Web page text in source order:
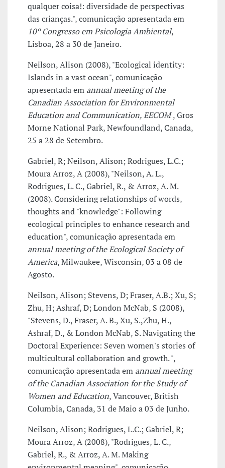
qualquer coisa!: diversidade de perspectivas
das crianças.", comunicação apresentada em
10º Congresso em Psicologia Ambiental,
Lisboa, 28 a 30 de Janeiro.
Neilson, Alison (2008), "Ecological identity:
Islands in a vast ocean", comunicação
apresentada em annual meeting of the
Canadian Association for Environmental
Education and Communication, EECOM, Gros
Morne National Park, Newfoundland, Canada,
25 a 28 de Setembro.
Gabriel, R; Neilson, Alison; Rodrigues, L.C.;
Moura Arroz, A (2008), "Neilson, A. L.,
Rodrigues, L. C., Gabriel, R., & Arroz, A. M.
(2008). Considering relationships of words,
thoughts and "knowledge": Following
ecological principles to enhance research and
education", comunicação apresentada em
annual meeting of the Ecological Society of
America, Milwaukee, Wisconsin, 03 a 08 de
Agosto.
Neilson, Alison; Stevens, D; Fraser, A.B.; Xu, S;
Zhu, H; Ashraf, D; London McNab, S (2008),
"Stevens, D., Fraser, A. B., Xu, S.,Zhu, H.,
Ashraf, D., & London McNab, S. Navigating the
Doctoral Experience: Seven women's stories of
multicultural collaboration and growth. ",
comunicação apresentada em annual meeting
of the Canadian Association for the Study of
Women and Education, Vancouver, British
Columbia, Canada, 31 de Maio a 03 de Junho.
Neilson, Alison; Rodrigues, L.C.; Gabriel, R;
Moura Arroz, A (2008), "Rodrigues, L. C.,
Gabriel, R., & Arroz, A. M. Making